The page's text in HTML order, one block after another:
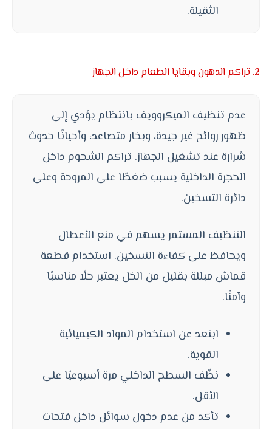
الثقيلة.
2. تراكم الدهون وبقايا الطعام داخل الجهاز
عدم تنظيف الميكروويف بانتظام يؤدي إلى
ظهور روائح غير جيدة، وبخار متصاعد، وأحيانًا حدوث
شرارة عند تشغيل الجهاز. تراكم الشحوم داخل
الحجرة الداخلية يسبب ضغطًا على المروحة وعلى
دائرة التسخين.
التنظيف المستمر يسهم في منع الأعطال
ويحافظ على كفاءة التسخين. استخدام قطعة
قماش مبللة بقليل من الخل يعتبر حلًا مناسبًا
وآمنًا.
ابتعد عن استخدام المواد الكيميائية
القوية.
نظّف السطح الداخلي مرة أسبوعيًا على
الأقل.
تأكد من عدم دخول سوائل داخل فتحات